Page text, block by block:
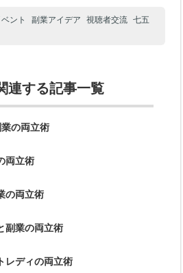
ント 副業アイデア 視聴者交流
七五
連する記事一覧
の両立術
両立術
の両立術
副業の両立術
レディの両立術